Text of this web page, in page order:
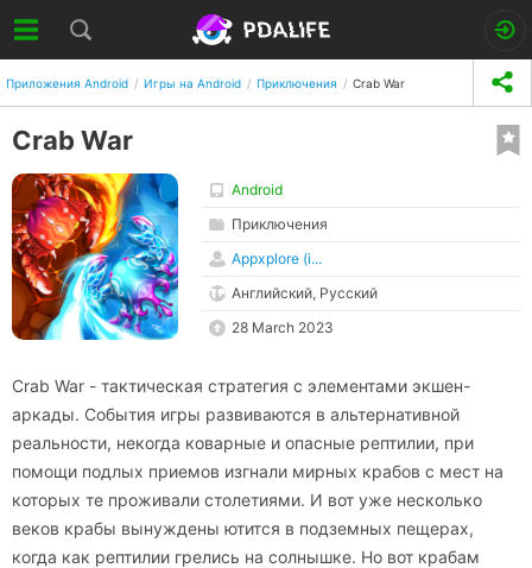
Приложения Android Игры на Android Приключения Crab War
Crab War
Android
Приключения
Appxplore (i...
Английский, Русский
28 March 2023
Crab War - тактическая стратегия с элементами экшен-
аркады. События игры развиваются в альтернативной
реальности, некогда коварные и опасные рептилии, при
помощи подлых приемов изгнали мирных крабов с мест на
которых те проживали столетиями. И вот уже несколько
веков крабы вынуждены ютится в подземных пещерах,
когда как рептилии грелись на солнышке. Но вот крабам